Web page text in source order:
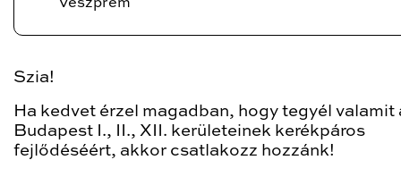
Veszprém
Szia!
Ha kedvet érzel magadban, hogy tegyél valamit
Budapest I., II., XII. kerületeinek kerékpáros
fejlődéséért, akkor csatlakozz hozzánk!